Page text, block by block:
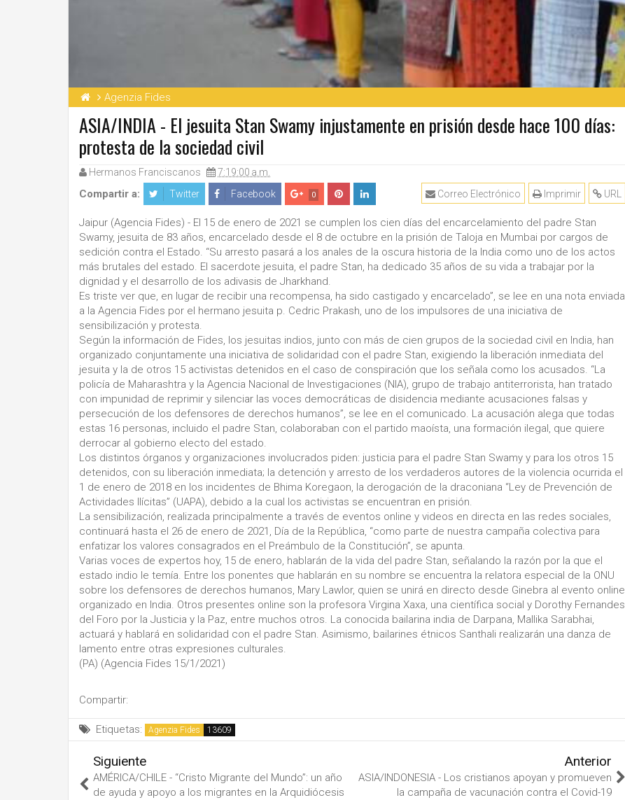
Agenzia Fides
ASIA/INDIA - El jesuita Stan Swamy injustamente en prisión desde hace 100 días:
protesta de la sociedad civil
Hermanos Franciscanos 7:19:00 a.m.
Compartir a: Twitter Facebook 0 URL
Imprimir
Correo Electrónico
Jaipur (Agencia Fides) - El 15 de enero de 2021 se cumplen los cien días del encarcelamiento del padre Stan
Swamy, jesuita de 83 años, encarcelado desde el 8 de octubre en la prisión de Taloja en Mumbai por cargos de
sedición contra el Estado. “Su arresto pasará a los anales de la oscura historia de la India como uno de los actos
más brutales del estado. El sacerdote jesuita, el padre Stan, ha dedicado 35 años de su vida a trabajar por la
dignidad y el desarrollo de los adivasis de Jharkhand.
Es triste ver que, en lugar de recibir una recompensa, ha sido castigado y encarcelado”, se lee en una nota enviada
a la Agencia Fides por el hermano jesuita p. Cedric Prakash, uno de los impulsores de una iniciativa de
sensibilización y protesta.
Según la información de Fides, los jesuitas indios, junto con más de cien grupos de la sociedad civil en India, han
organizado conjuntamente una iniciativa de solidaridad con el padre Stan, exigiendo la liberación inmediata del
jesuita y la de otros 15 activistas detenidos en el caso de conspiración que los señala como los acusados. “La
policía de Maharashtra y la Agencia Nacional de Investigaciones (NIA), grupo de trabajo antiterrorista, han tratado
con impunidad de reprimir y silenciar las voces democráticas de disidencia mediante acusaciones falsas y
persecución de los defensores de derechos humanos”, se lee en el comunicado. La acusación alega que todas
estas 16 personas, incluido el padre Stan, colaboraban con el partido maoísta, una formación ilegal, que quiere
derrocar al gobierno electo del estado.
Los distintos órganos y organizaciones involucrados piden: justicia para el padre Stan Swamy y para los otros 15
detenidos, con su liberación inmediata; la detención y arresto de los verdaderos autores de la violencia ocurrida el
1 de enero de 2018 en los incidentes de Bhima Koregaon, la derogación de la draconiana “Ley de Prevención de
Actividades Ilícitas” (UAPA), debido a la cual los activistas se encuentran en prisión.
La sensibilización, realizada principalmente a través de eventos online y videos en directa en las redes sociales,
continuará hasta el 26 de enero de 2021, Día de la República, “como parte de nuestra campaña colectiva para
enfatizar los valores consagrados en el Preámbulo de la Constitución”, se apunta.
Varias voces de expertos hoy, 15 de enero, hablarán de la vida del padre Stan, señalando la razón por la que el
estado indio le temía. Entre los ponentes que hablarán en su nombre se encuentra la relatora especial de la ONU
sobre los defensores de derechos humanos, Mary Lawlor, quien se unirá en directo desde Ginebra al evento online
organizado en India. Otros presentes online son la profesora Virgina Xaxa, una científica social y Dorothy Fernandes
del Foro por la Justicia y la Paz, entre muchos otros. La conocida bailarina india de Darpana, Mallika Sarabhai,
actuará y hablará en solidaridad con el padre Stan. Asimismo, bailarines étnicos Santhali realizarán una danza de
lamento entre otras expresiones culturales.
(PA) (Agencia Fides 15/1/2021)
Compartir:
Etiquetas: Agenzia Fides
Siguiente
AMÉRICA/CHILE - “Cristo Migrante del Mundo”: un año
de ayuda y apoyo a los migrantes en la Arquidiócesis
Anterior
ASIA/INDONESIA - Los cristianos apoyan y promueven
la campaña de vacunación contra el Covid-19